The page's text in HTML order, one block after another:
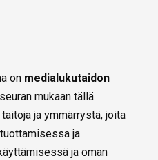
on medialukutaidon
mukaan tällä
ja ymmärrystä, joita
ja
ja oman